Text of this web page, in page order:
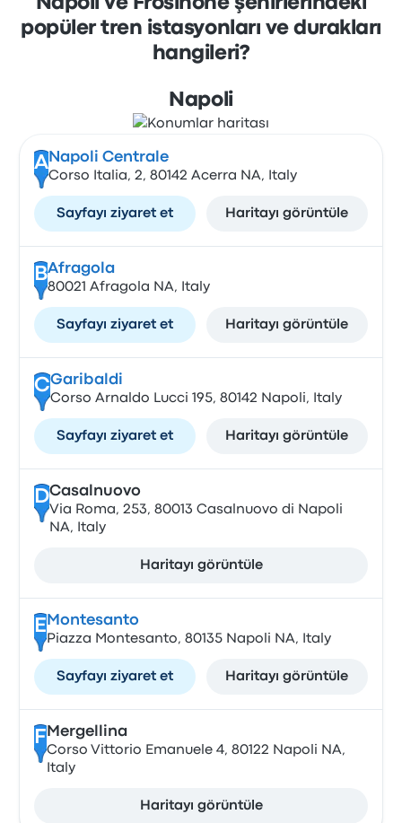
Napoli ve Frosinone şehirlerindeki
popüler tren istasyonları ve durakları
hangileri?
Napoli
A Napoli Centrale
Corso Italia, 2, 80142 Acerra NA, Italy
Sayfayı ziyaret et Haritayı görüntüle
BAfragola
80021 Afragola NA, Italy
Sayfayı ziyaret et Haritayı görüntüle
CGaribaldi
Corso Arnaldo Lucci 195, 80142 Napoli, Italy
Sayfayı ziyaret et Haritayı görüntüle
DCasalnuovo
Via Roma, 253, 80013 Casalnuovo di Napoli
NA, Italy
Haritayı görüntüle
E Montesanto
Piazza Montesanto, 80135 Napoli NA, Italy
Sayfayı ziyaret et Haritayı görüntüle
F Mergellina
Corso Vittorio Emanuele 4, 80122 Napoli NA,
Italy
Haritayı görüntüle